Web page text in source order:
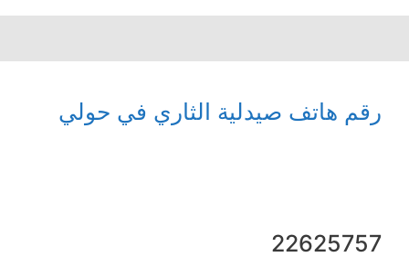
رقم هاتف صيدلية الثاري في حولي
22625757